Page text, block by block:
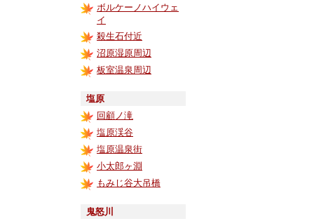
ボルケーノハイウェ
イ
殺生石付近
沼原湿原周辺
板室温泉周辺
塩原
回顧ノ滝
塩原渓谷
塩原温泉街
小太郎ヶ淵
もみじ谷大吊橋
鬼怒川